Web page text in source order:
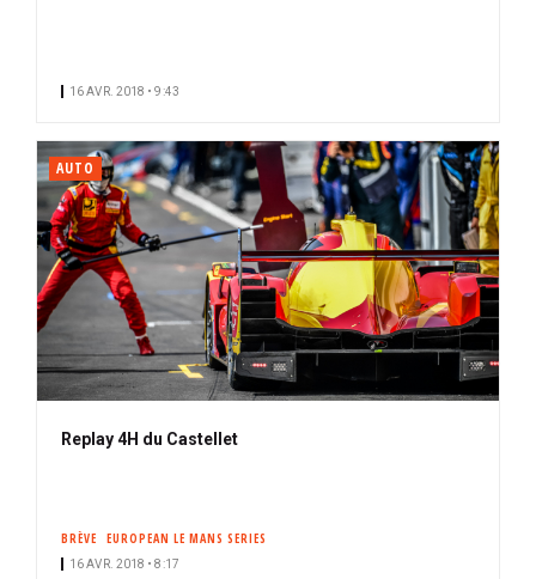
16 AVR. 2018 • 9:43
AUTO
Replay 4H du Castellet
BRÈVE EUROPEAN LE MANS SERIES
16 AVR. 2018 • 8:17